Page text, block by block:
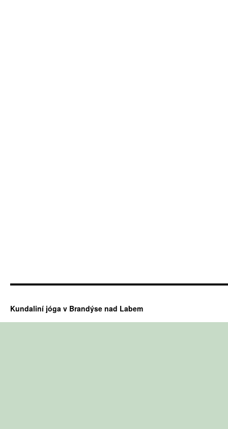
Kundaliní jóga v Brandýse nad Labem